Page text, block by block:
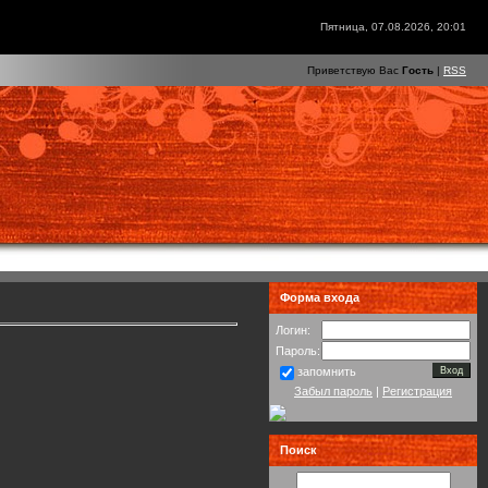
Пятница, 07.08.2026, 20:01
Приветствую Вас Гость | RSS
Форма входа
Логин:
Пароль:
запомнить
Забыл пароль | Регистрация
Поиск